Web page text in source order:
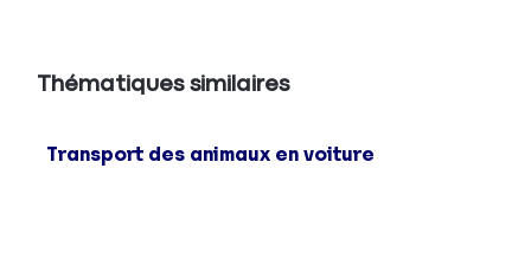
Thématiques similaires
Transport des animaux en voiture